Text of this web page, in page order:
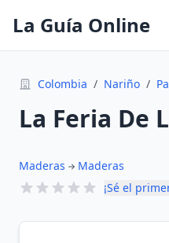
La Guía Online
Colombia / Nariño /
La Feria De
Maderas
Maderas
¡Sé el